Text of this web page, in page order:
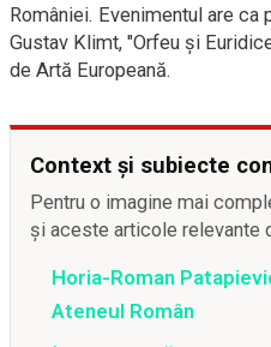
României. Evenimentul are ca
Gustav Klimt, "Orfeu şi
de Artă Europeană.
Context și subiecte
Pentru o imagine mai
și aceste articole relevante
Horia-Roman
Ateneul Român